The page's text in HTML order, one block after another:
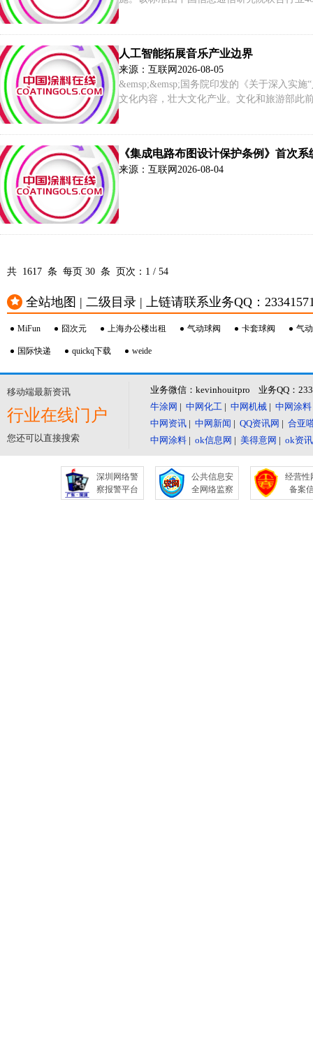
人工智能拓展音乐产业边界
来源：互联网 2026-08-05
&emsp;&emsp;国务院印发的《关于深入实
文化内容，壮大文化产业。文化和旅游部此
《集成电路布图设计保护条例》首次系
来源：互联网 2026-08-04
共 1617 条 每页 30 条 页次： 1 / 54
全站地图 | 二级目录 | 上链请联系业务QQ：
MiFun 囧次元 上海办公楼出租 气动球阀 卡套球阀 气
国际快递 quickq下载 weide
移动端最新资讯
行业在线门户
您还可以直接搜索
业务微信：kevinhouitpro 业务QQ：
牛涂网 | 中网化工 | 中网机械 | 中网涂料
中网资讯 | 中网新闻 | QQ资讯网 | 合亚
中网涂料 | ok信息网 | 美得意网 | ok资
深圳网络警
察报警平台
公共信息安
全网络监察
经营性
备案